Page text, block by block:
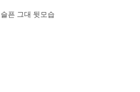
슬픈 그대 뒷모습